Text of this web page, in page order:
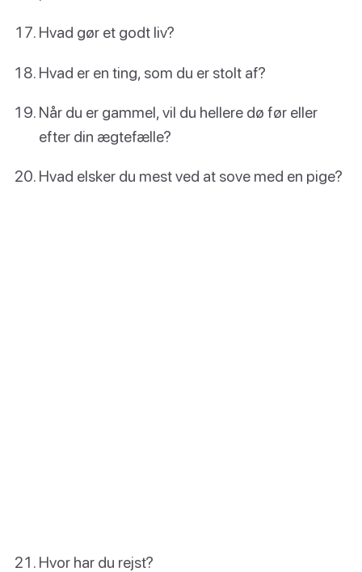
Hvad gør et godt liv?
Hvad er en ting, som du er stolt af?
Når du er gammel, vil du hellere dø før eller
efter din ægtefælle?
Hvad elsker du mest ved at sove med en pige?
Hvor har du rejst?